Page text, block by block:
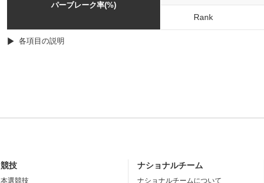
パーブレーク率(%)
Rank
各項目の説明
競技
本選競技
ナショナルチーム
ナショナルチームについて